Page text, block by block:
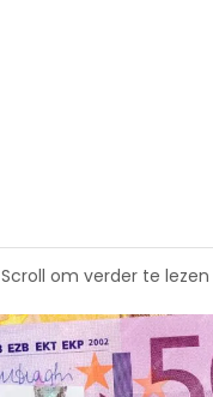
Scroll om verder te lezen